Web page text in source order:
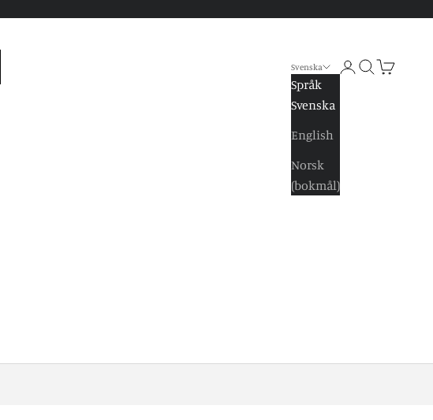
Svenska
Språk
Svenska
English
Norsk
(bokmål)
Logga in
Sök Kundvagn